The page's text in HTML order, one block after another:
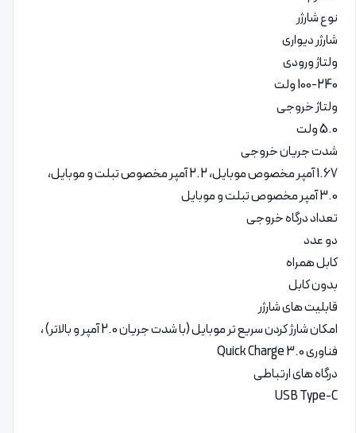
نوع شارژر
شارژر دیواری
ولتاژ ورودی
100-240 ولت
ولتاژ خروجی
5.0 ولت
شدت جریان خروجی
1.67 آمپر مخصوص موبایل، 2.2 آمپر مخصوص تبلت و موبایل،
3.0 آمپر مخصوص تبلت و موبایل
تعداد درگاه خروجی
دو عدد
کابل همراه
بدون کابل
قابلیت‌ های شارژر
امکان شارژ کردن سریع تر موبایل (با شدت جریان 2.0 آمپر و بالاتر) ،
فناوری Quick Charge 3.0
درگاه‌ های ارتباطی
USB Type-C